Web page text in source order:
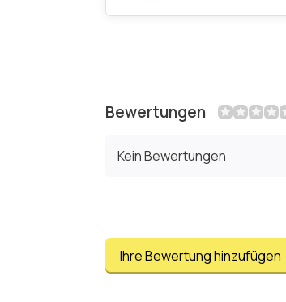
Bewertungen
Kein Bewertungen
Ihre Bewertung hinzufügen